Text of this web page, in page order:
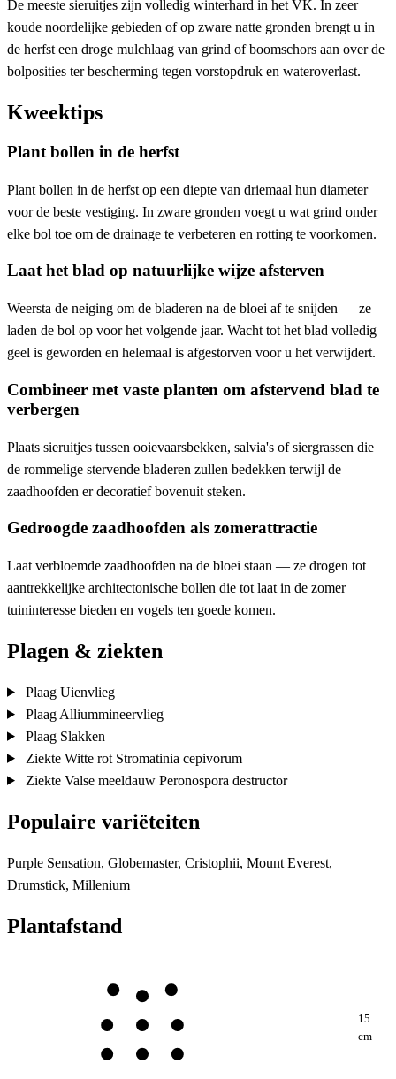
De meeste sieruitjes zijn volledig winterhard in het VK. In zeer
koude noordelijke gebieden of op zware natte gronden brengt u in
de herfst een droge mulchlaag van grind of boomschors aan over de
bolposities ter bescherming tegen vorstopdruk en wateroverlast.
Kweektips
Plant bollen in de herfst
Plant bollen in de herfst op een diepte van driemaal hun diameter
voor de beste vestiging. In zware gronden voegt u wat grind onder
elke bol toe om de drainage te verbeteren en rotting te voorkomen.
Laat het blad op natuurlijke wijze afsterven
Weersta de neiging om de bladeren na de bloei af te snijden — ze
laden de bol op voor het volgende jaar. Wacht tot het blad volledig
geel is geworden en helemaal is afgestorven voor u het verwijdert.
Combineer met vaste planten om afstervend blad te
verbergen
Plaats sieruitjes tussen ooievaarsbekken, salvia's of siergrassen die
de rommelige stervende bladeren zullen bedekken terwijl de
zaadhoofden er decoratief bovenuit steken.
Gedroogde zaadhoofden als zomerattractie
Laat verbloemde zaadhoofden na de bloei staan — ze drogen tot
aantrekkelijke architectonische bollen die tot laat in de zomer
tuininteresse bieden en vogels ten goede komen.
Plagen & ziekten
Plaag Uienvlieg
Plaag Alliummineervlieg
Plaag Slakken
Ziekte Witte rot Stromatinia cepivorum
Ziekte Valse meeldauw Peronospora destructor
Populaire variëteiten
Purple Sensation, Globemaster, Cristophii, Mount Everest,
Drumstick, Millenium
Plantafstand
15
cm